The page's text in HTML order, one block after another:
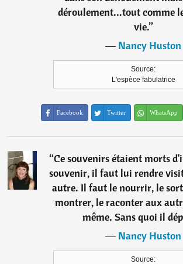
déroulement...tout comme
vie.”
―Nancy Huston
Source:
L'espèce fabulatrice
Facebook Twitter WhatsApp
“Ce souvenirs étaient morts
souvenir, il faut lui rendre
autre. Il faut le nourrir, le
montrer, le raconter aux
même. Sans quoi il
―Nancy Huston
Source: